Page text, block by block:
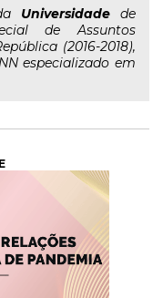
Universidade de
de Assuntos
(2016-2018),
especializado em